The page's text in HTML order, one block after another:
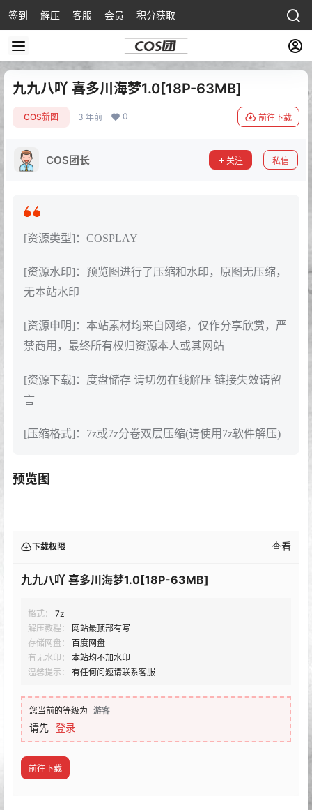
签到 解压 客服 会员 积分获取
九九八吖 喜多川海梦1.0[18P-63MB]
COS新图 3 年前 0 前往下载
COS团长 关注 私信
[资源类型]：COSPLAY
[资源水印]：预览图进行了压缩和水印，原图无压缩，
无本站水印
[资源申明]：本站素材均来自网络，仅作分享欣赏，严
禁商用，最终所有权归资源本人或其网站
[资源下载]：度盘储存 请切勿在线解压 链接失效请留
言
[压缩格式]：7z或7z分卷双层压缩(请使用7z软件解压)
预览图
下载权限 查看
九九八吖 喜多川海梦1.0[18P-63MB]
格式：
7z
解压教程：
网站最顶部有写
存储网盘：
百度网盘
有无水印：
本站均不加水印
温馨提示：
有任何问题请联系客服
您当前的等级为 游客
请先 登录
前往下载